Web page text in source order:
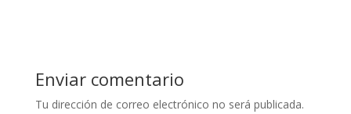
Enviar comentario
Tu dirección de correo electrónico no será publicada.